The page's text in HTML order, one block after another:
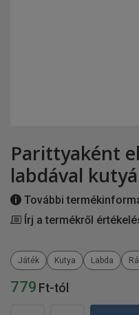
Parittyaként
labdával
779 Ft-tól
További
Írj a termékről
Játék Kutya Labda